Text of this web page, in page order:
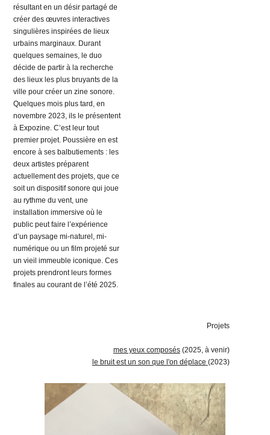
résultant en un désir partagé de
créer des œuvres interactives
singulières inspirées de lieux
urbains marginaux. Durant
quelques semaines, le duo
décide de partir à la recherche
des lieux les plus bruyants de la
ville pour créer un zine sonore.
Quelques mois plus tard, en
novembre 2023, ils le présentent
à Expozine. C’est leur tout
premier projet. Poussière en est
encore à ses balbutiements : les
deux artistes préparent
actuellement des projets, que ce
soit un dispositif sonore qui joue
au rythme du vent, une
installation immersive où le
public peut faire l’expérience
d’un paysage mi-naturel, mi-
numérique ou un film projeté sur
un vieil immeuble iconique. Ces
projets prendront leurs formes
finales au courant de l’été 2025.
Projets
mes yeux composés(2025, à venir)
le bruit est un son que l'on déplace (2023)